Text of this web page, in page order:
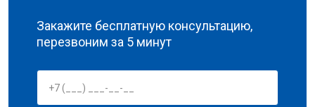
Закажите бесплатную консультацию,
перезвоним за 5 минут